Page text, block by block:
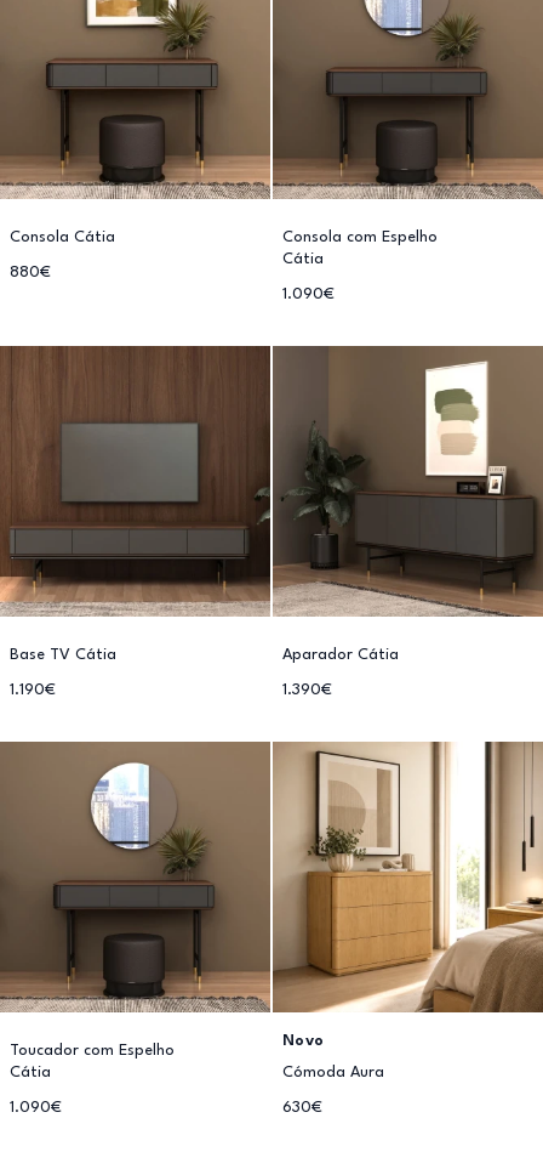
Consola Cátia
880€
Consola com Espelho
Cátia
1.090€
Base TV Cátia
1.190€
Aparador Cátia
1.390€
Toucador com Espelho
Cátia
1.090€
Novo
Cómoda Aura
630€